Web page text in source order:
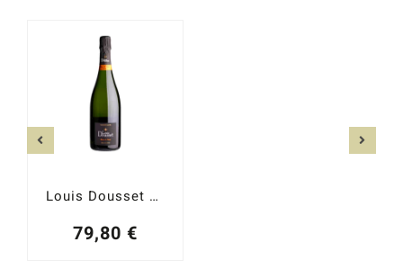
Louis Dousset Blanc de Noirs 2002
79,80 €